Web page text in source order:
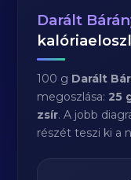
Darált
100 g Darált
megoszlása:25
zsír. A jobb
részét teszi ki a